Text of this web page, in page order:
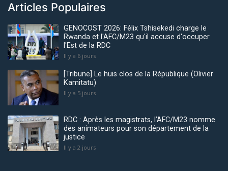
Articles Populaires
GENOCOST 2026: Félix Tshisekedi charge le
Rwanda et l'AFC/M23 qu'il accuse d'occuper
l'Est de la RDC
Il y a 6 jours
[Tribune] Le huis clos de la République (Olivier
Kamitatu)
Il y a 5 jours
RDC : Après les magistrats, l’AFC/M23 nomme
des animateurs pour son département de la
justice
Il y a 2 jours